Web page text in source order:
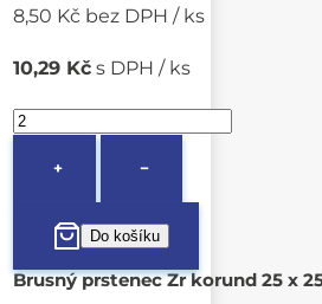
8,50 Kč bez DPH / ks
10,29 Kč s DPH / ks
+ −
Brusný prstenec Zr korund 25 x